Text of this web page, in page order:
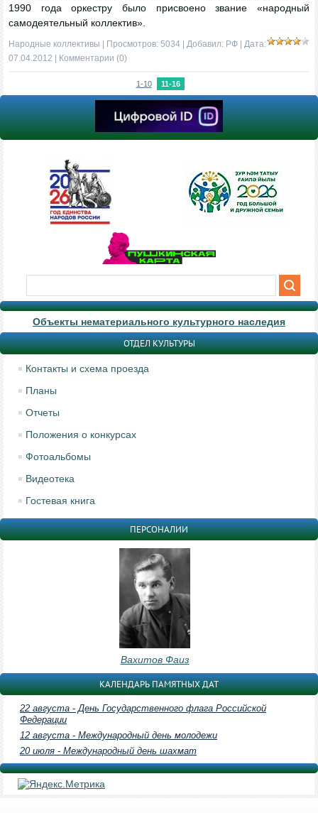
1990 года оркестру было присвоено звание «народный
самодеятельный коллектив».
Народные коллективы | Просмотров: 5034 | Добавил: РФ | Дата:
07.04.2012
Комментарии (0)
1-10 11-16
Объекты нематериального культурного наследия
ОТДЕЛ КУЛЬТУРЫ
Контакты и схема проезда
Планы
Отчеты
Положения о конкурсах
Фотоальбомы
Видеотека
Гостевая книга
ПЕРСОНАЛИИ
Вахитов Фаиз
КАЛЕНДАРЬ ПАМЯТНЫХ ДАТ
22 августа - День Государственного флага Российской
Федерации
12 августа - Международный день молодежи
20 июля - Международный день шахмат